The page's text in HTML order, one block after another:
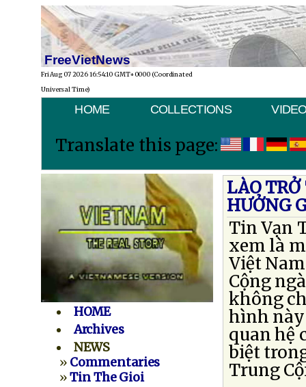
FreeVietNews
Fri Aug 07 2026 16:54:10 GMT+0000 (Coordinated
Universal Time)
HOME COLLECTIONS
Translate this page:
HOME
Archives
NEWS
» Commentaries
»Tin The Gioi
LÀO
HƯỞNG
Tin Vạn
xem là
Việt
Cộng
không
hình này
quan hệ
biệt
Trung